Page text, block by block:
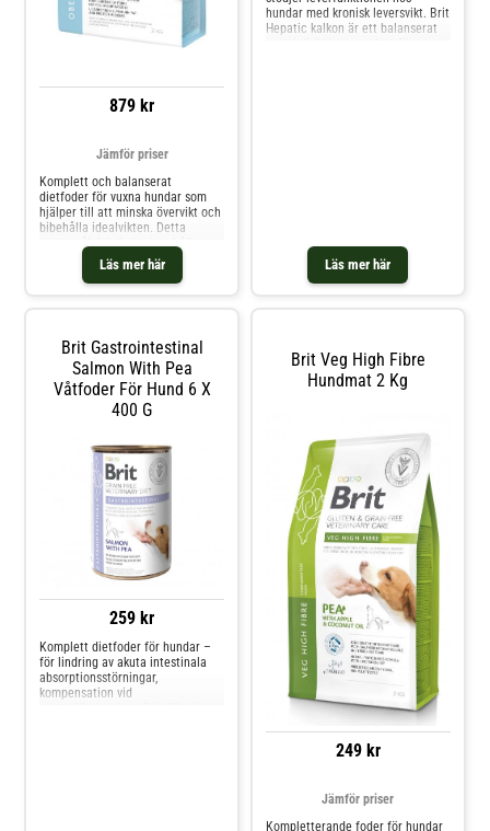
879 kr
Läs mer här
Jämför priser
Komplett och balanserat
dietfoder för vuxna hundar som
hjälper till att minska övervikt och
bibehålla idealvikten. Detta
spannmålsfria foder innehåller
lättsmält och fettsnålt protein
från lamm, hög fiberhalt, L-karnitin
och ledstödjande ämnen för att
Läs mer här
hundar med kronisk leversvikt. Brit
Hepatic kalkon är ett balanserat
Brit Gastrointestinal
Salmon With Pea
Våtfoder För Hund 6 X
400 G
259 kr
Komplett dietfoder för hundar –
för lindring av akuta intestinala
absorptionsstörningar,
kompensation vid
Brit Veg High Fibre
Hundmat 2 Kg
249 kr
Jämför priser
Kompletterande foder för hundar